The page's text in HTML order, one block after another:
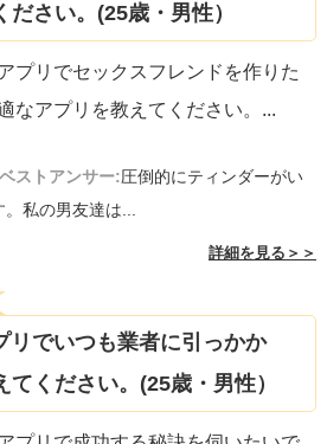
さい。(25歳・男性）
プリでセックスフレンドを作りた
なアプリを教えてください。 ...
ベストアンサー:圧倒的にティンダーがい
。私の男友達は...
詳細を見る＞＞
リでいつも業者に引っかか
てください。(25歳・男性）